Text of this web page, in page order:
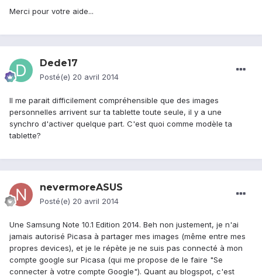
Merci pour votre aide...
Dede17
Posté(e) 20 avril 2014
Il me parait difficilement compréhensible que des images
personnelles arrivent sur ta tablette toute seule, il y a une
synchro d'activer quelque part. C'est quoi comme modèle ta
tablette?
nevermoreASUS
Posté(e) 20 avril 2014
Une Samsung Note 10.1 Edition 2014. Beh non justement, je n'ai
jamais autorisé Picasa à partager mes images (même entre mes
propres devices), et je le répète je ne suis pas connecté à mon
compte google sur Picasa (qui me propose de le faire "Se
connecter à votre compte Google"). Quant au blogspot, c'est